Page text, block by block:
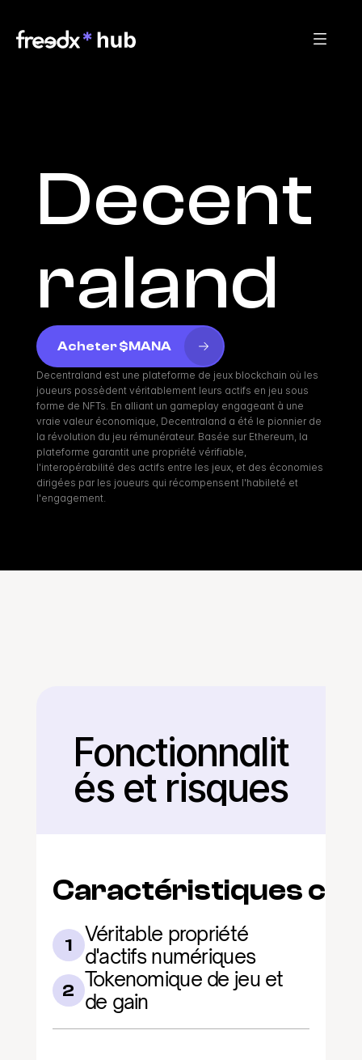
Decent
raland
Acheter $MANA
Decentraland est une plateforme de jeux blockchain où les
joueurs possèdent véritablement leurs actifs en jeu sous
forme de NFTs. En alliant un gameplay engageant à une
vraie valeur économique, Decentraland a été le pionnier de
la révolution du jeu rémunérateur. Basée sur Ethereum, la
plateforme garantit une propriété vérifiable,
l'interopérabilité des actifs entre les jeux, et des économies
dirigées par les joueurs qui récompensent l'habileté et
l'engagement.
Retour
Fonctionnalit
és et risques
Caractéristiques
1
Véritable propriété
d'actifs numériques
2 Tokenomique de jeu et
de gain